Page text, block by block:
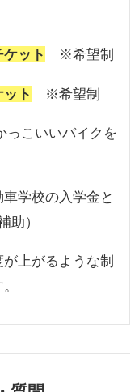
ット ※希望制
ト ※希望制
っこいいバイクを
車学校の入学金と
助）
上がるような制